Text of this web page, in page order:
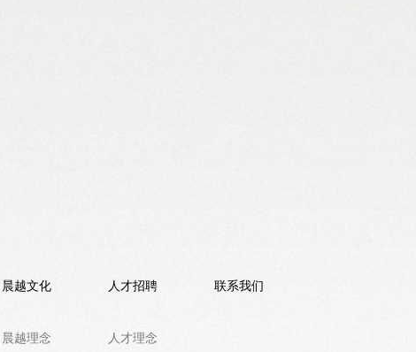
晨越文化
晨越理念
人才招聘
人才理念
联系我们